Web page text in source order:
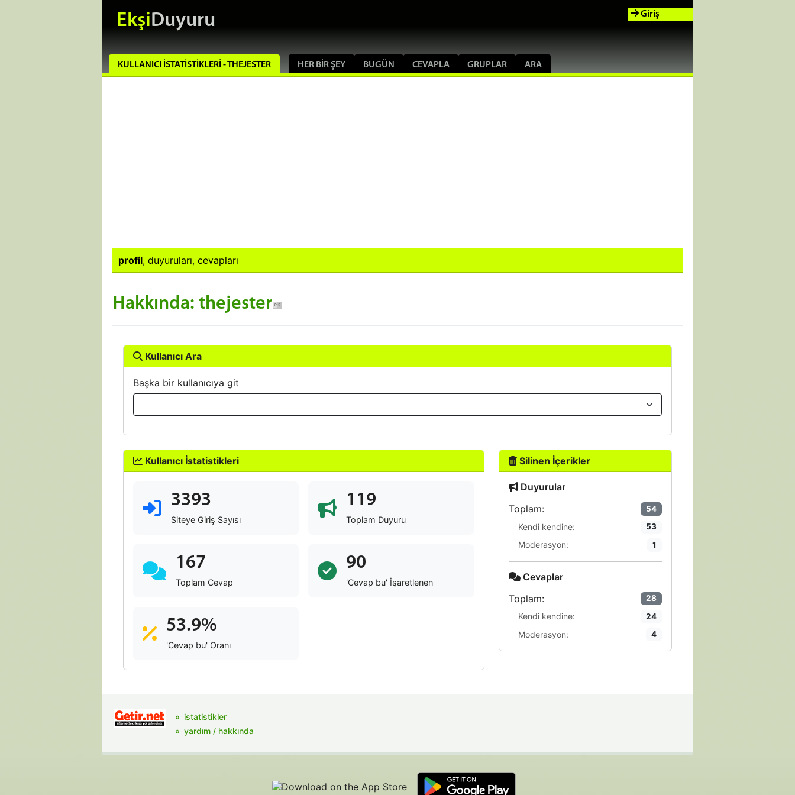
EkşiDuyuru
KULLANICI İSTATISTIKLERI - THEJESTER HER BIR ŞEY BUGÜN CEVAPLA GRUPLAR ARA
Giriş
profil, duyuruları, cevapları
Hakkında: thejester
Kullanıcı Ara
Başka bir kullanıcıya git
Kullanıcı İstatistikleri
3393
Siteye Giriş Sayısı
119
Toplam Duyuru
167
Toplam Cevap
90
'Cevap bu' İşaretlenen
53.9%
'Cevap bu' Oranı
Silinen İçerikler
Duyurular
Toplam:
54
Kendi kendine: 53
Moderasyon: 1
Cevaplar
Toplam:
28
Kendi kendine: 24
Moderasyon: 4
istatistikler
yardım / hakkında